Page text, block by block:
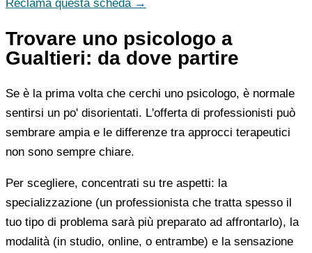
Reclama questa scheda →
Trovare uno psicologo a
Gualtieri: da dove partire
Se è la prima volta che cerchi uno psicologo, è normale
sentirsi un po' disorientati. L'offerta di professionisti può
sembrare ampia e le differenze tra approcci terapeutici
non sono sempre chiare.
Per scegliere, concentrati su tre aspetti: la
specializzazione (un professionista che tratta spesso il
tuo tipo di problema sarà più preparato ad affrontarlo), la
modalità (in studio, online, o entrambe) e la sensazione